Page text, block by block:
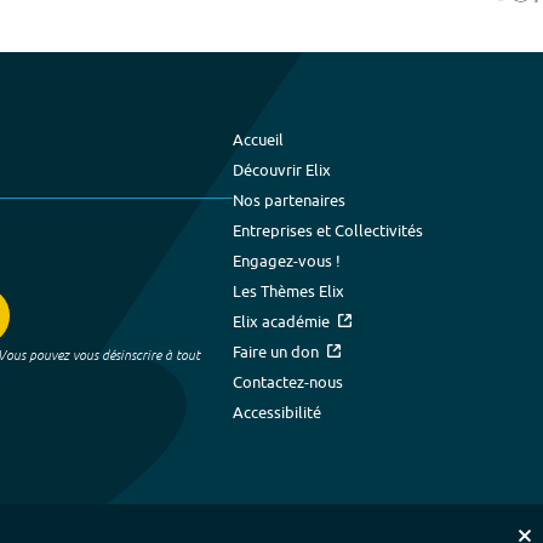
pouvez vous désinscrire à tout
Accueil
Découvrir Elix
Nos partenaires
Entreprises et Collectivités
Engagez-vous !
Les Thèmes Elix
Elix académie
Faire un don
Contactez-nous
Accessibilité